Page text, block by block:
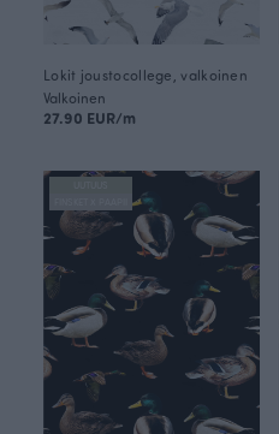
Lokit joustocollege, valkoinen
Valkoinen
27.90 EUR/m